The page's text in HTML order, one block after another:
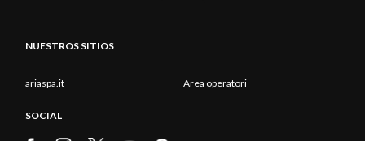
NUESTROS SITIOS
ariaspa.it Area operatori
SOCIAL